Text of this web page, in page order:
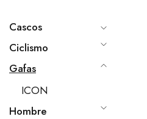
Cascos
Ciclismo
Gafas
ICON
Hombre